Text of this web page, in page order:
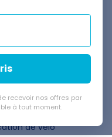
00
de retour
de vélo
recevoir nos offres par
à tout moment.